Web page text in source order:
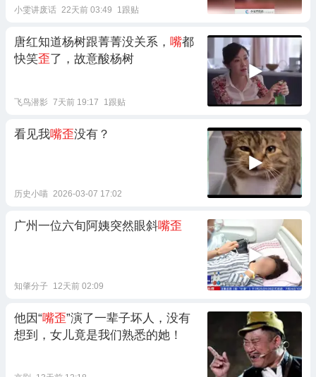
小雯讲废话 22天前 03:49 1跟贴
唐红知道杨树跟菁菁没关系， 嘴都
快笑歪了，故意酸杨树
飞鸟潜影 7天前 19:17 1跟贴
看见我嘴歪没有？
历史小喵 2026-03-07 17:02
广州一位六旬阿姨突然眼斜嘴歪
知肇分子 12天前 02:09
他因“嘴歪”演了一辈子坏人，没有
想到，女儿竟是我们熟悉的她！